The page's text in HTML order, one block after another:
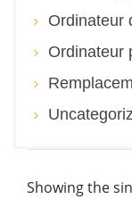
Ordinateur
Ordinateur
Showing the